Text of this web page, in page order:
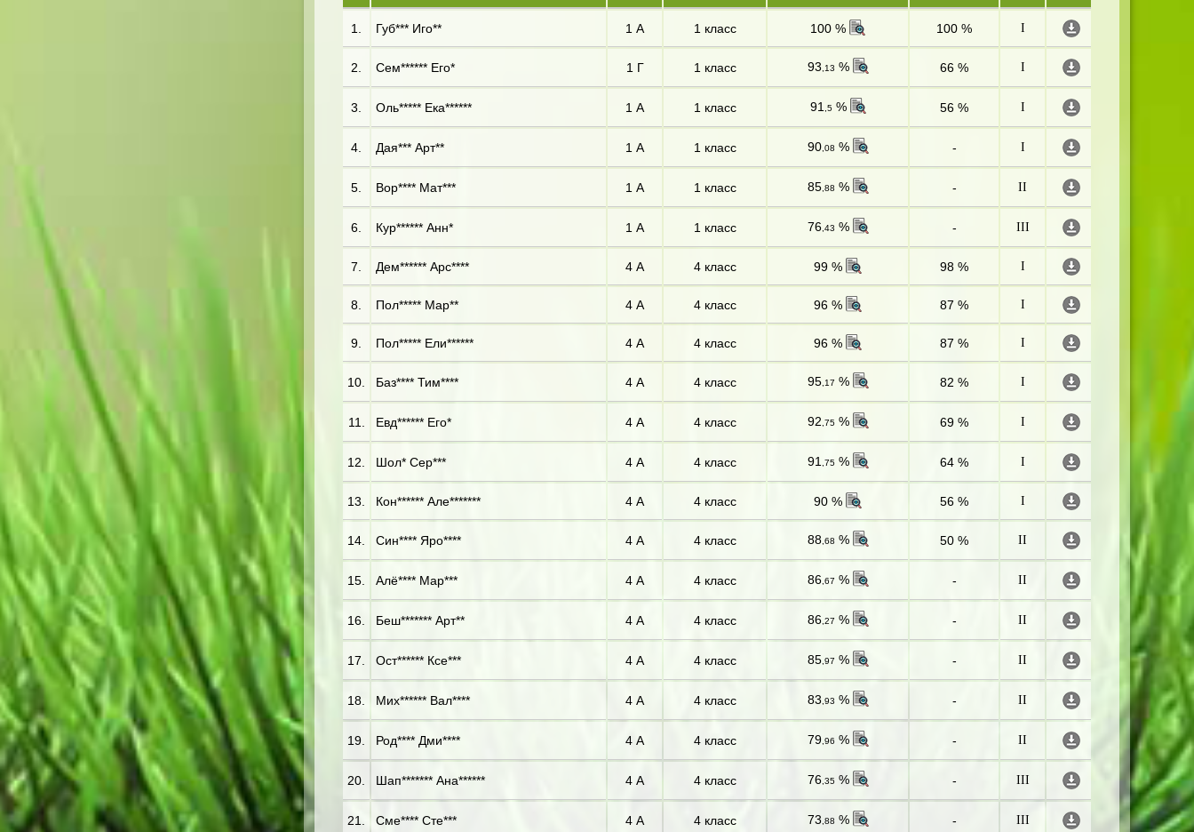
1. Губ*** Иго** 1 А 1 класс 100 % 100 % I
2. Сем****** Его* 1 Г 1 класс 93 ,13 % 66 % I
3. Оль***** Ека****** 1 А 1 класс 91 ,5% 56 % I
4. Дая*** Арт** 1 А 1 класс 90,08 % - I
5. Вор**** Мат*** 1 А 1 класс 85,88 % - II
6. Кур****** Анн* 1 А 1 класс 76,43 % - III
7. Дем****** Арс**** 4 А 4 класс 99 % 98 % I
8. Пол***** Мар** 4 А 4 класс 96 % 87 % I
9. Пол***** Ели****** 4 А 4 класс 96 % 87 % I
10. Баз**** Тим**** 4 А 4 класс 95,17 % 82 % I
11. Евд****** Его* 4 А 4 класс 92 ,75% 69 % I
12. Шол* Сер*** 4 А 4 класс 91 ,75% 64 % I
13. Кон****** Але******* 4 А 4 класс 90 % 56 % I
14. Син**** Яро**** 4 А 4 класс 88,68 % 50 % II
15. Алё**** Мар*** 4 А 4 класс 86,67 % - II
16. Беш******* Арт** 4 А 4 класс 86,27 % - II
17. Ост****** Ксе*** 4 А 4 класс 85,97 % - II
18. Мих****** Вал**** 4 А 4 класс 83 ,93 % - II
19. Род**** Дми**** 4 А 4 класс 79,96 % - II
20. Шап******* Ана****** 4 А 4 класс 76,35% - III
21. Сме**** Сте*** 4 А 4 класс 73 ,88 % - III